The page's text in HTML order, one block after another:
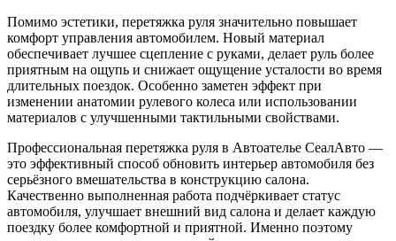
Помимо эстетики, перетяжка руля значительно повышает
комфорт управления автомобилем. Новый материал
обеспечивает лучшее сцепление с руками, делает руль более
приятным на ощупь и снижает ощущение усталости во время
длительных поездок. Особенно заметен эффект при
изменении анатомии рулевого колеса или использовании
материалов с улучшенными тактильными свойствами.
Профессиональная перетяжка руля в Автоателье СеалАвто —
это эффективный способ обновить интерьер автомобиля без
серьёзного вмешательства в конструкцию салона.
Качественно выполненная работа подчёркивает статус
автомобиля, улучшает внешний вид салона и делает каждую
поездку более комфортной и приятной. Именно поэтому